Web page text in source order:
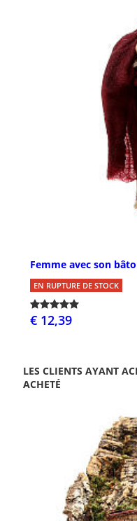
Femme avec son
EN RUPTURE DE STOCK
€ 12,39
LES CLIENTS AYANT
ACHETÉ